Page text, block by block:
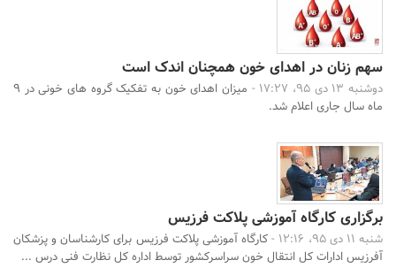
سهم زنان در اهدای خون همچنان اندک است
دوشنبه 13 دی 95، 17:27 -
میزان اهدای خون به تفکیک گروه های خونی در 9
ماه سال جاری اعلام شد.
برگزاری کارگاه آموزشی پلاکت فرزیس
شنبه 11 دی 95، 12:16 -
کارگاه آموزشی پلاکت فرزیس برای کارشناسان و پزشکان
آفرزیس ادارات کل انتقال خون سراسرکشور توسط اداره کل نظارت فنی درس ...